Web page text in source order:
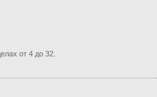
от 4 до 32.